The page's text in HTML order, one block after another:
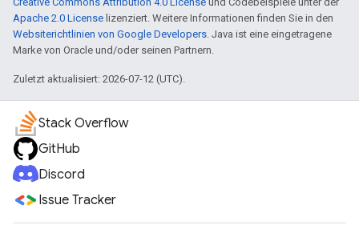
Apache 2.0 License lizenziert. Weitere Informationen finden Sie in den
Websiterichtlinien von Google Developers. Java ist eine eingetragene
Marke von Oracle und/oder seinen Partnern.
Zuletzt aktualisiert: 2026-07-12 (UTC).
Stack Overflow
GitHub
Discord
Issue Tracker